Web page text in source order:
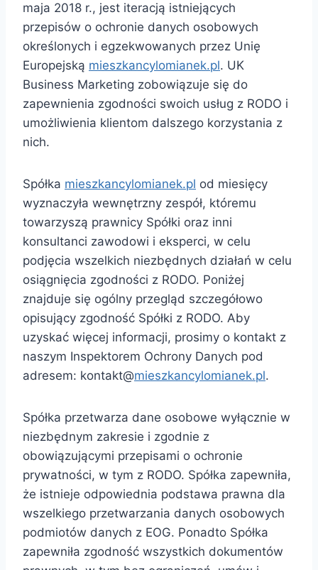
maja 2018 r., jest iteracją istniejących
przepisów o ochronie danych osobowych
określonych i egzekwowanych przez Unię
Europejską mieszkancylomianek.pl. UK
Business Marketing zobowiązuje się do
zapewnienia zgodności swoich usług z RODO i
umożliwienia klientom dalszego korzystania z
nich.
Spółka mieszkancylomianek.pl od miesięcy
wyznaczyła wewnętrzny zespół, któremu
towarzyszą prawnicy Spółki oraz inni
konsultanci zawodowi i eksperci, w celu
podjęcia wszelkich niezbędnych działań w celu
osiągnięcia zgodności z RODO. Poniżej
znajduje się ogólny przegląd szczegółowo
opisujący zgodność Spółki z RODO. Aby
uzyskać więcej informacji, prosimy o kontakt z
naszym Inspektorem Ochrony Danych pod
adresem: kontakt@mieszkancylomianek.pl.
Spółka przetwarza dane osobowe wyłącznie w
niezbędnym zakresie i zgodnie z
obowiązującymi przepisami o ochronie
prywatności, w tym z RODO. Spółka zapewniła,
że istnieje odpowiednia podstawa prawna dla
wszelkiego przetwarzania danych osobowych
podmiotów danych z EOG. Ponadto Spółka
zapewniła zgodność wszystkich dokumentów